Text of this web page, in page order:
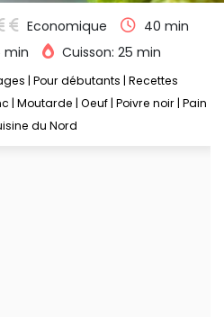
Economique
40 min
min
Cuisson: 25 min
Pour débutants Recettes
Moutarde Oeuf Poivre noir Pain
du Nord